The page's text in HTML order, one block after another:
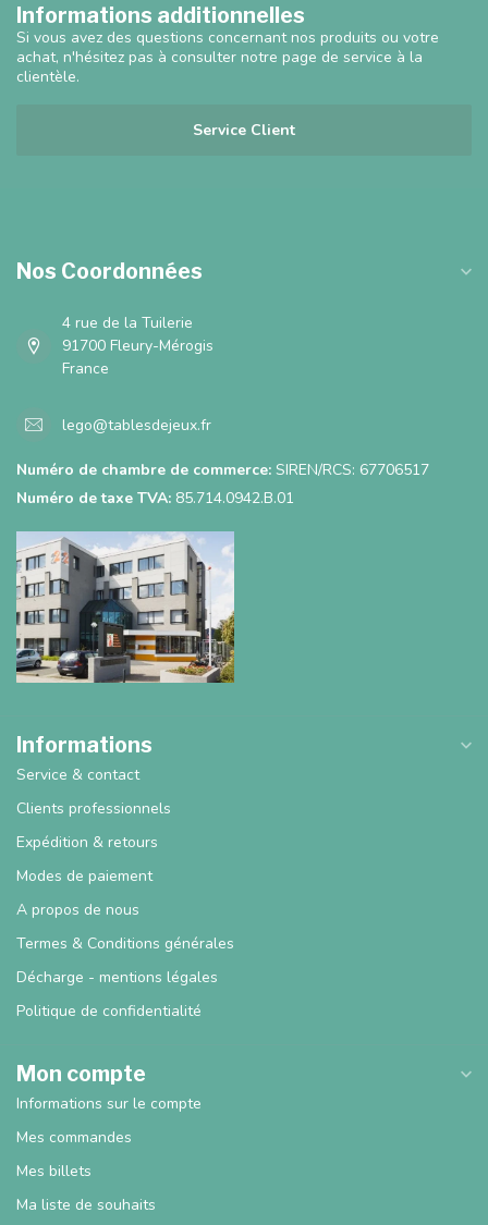
Informations additionnelles
Si vous avez des questions concernant nos produits ou votre
achat, n'hésitez pas à consulter notre page de service à la
clientèle.
Service Client
Nos Coordonnées
4 rue de la Tuilerie
91700 Fleury-Mérogis
France
lego@tablesdejeux.fr
Numéro de chambre de commerce: SIREN/RCS: 67706517
Numéro de taxe TVA: 85.714.0942.B.01
Informations
Service & contact
Clients professionnels
Expédition & retours
Modes de paiement
A propos de nous
Termes & Conditions générales
Décharge - mentions légales
Politique de confidentialité
Mon compte
Informations sur le compte
Mes commandes
Mes billets
Ma liste de souhaits